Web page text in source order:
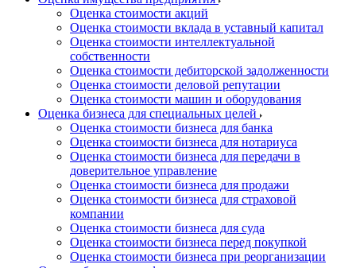
Оценка стоимости акций
Оценка стоимости вклада в уставный капитал
Оценка стоимости интеллектуальной
собственности
Оценка стоимости дебиторской задолженности
Оценка стоимости деловой репутации
Оценка стоимости машин и оборудования
Оценка бизнеса для специальных целей
Оценка стоимости бизнеса для банка
Оценка стоимости бизнеса для нотариуса
Оценка стоимости бизнеса для передачи в
доверительное управление
Оценка стоимости бизнеса для продажи
Оценка стоимости бизнеса для страховой
компании
Оценка стоимости бизнеса для суда
Оценка стоимости бизнеса перед покупкой
Оценка стоимости бизнеса при реорганизации